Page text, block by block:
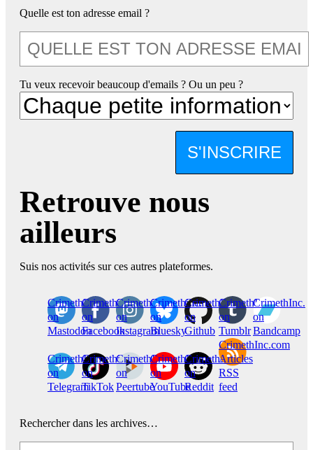
Quelle est ton adresse email ?
Tu veux recevoir beaucoup d'emails ? Ou un peu ?
S'INSCRIRE
Retrouve nous
ailleurs
Suis nos activités sur ces autres plateformes.
CrimethInc.
on
Mastodon
Crimethinc.
on
Facebook
Crimethinc.
on
Instagram
Crimethinc.
on
Bluesky
CrimethInc.
on
Github
CrimethInc.
on
Tumblr
CrimethInc.
on
Bandcamp
CrimethInc.
on
Telegram
Crimethinc.
on
TikTok
CrimethInc.
on
Peertube
CrimethInc.
on
YouTube
CrimethInc.
on
Reddit
CrimethInc.com
Articles
RSS
feed
Rechercher dans les archives…